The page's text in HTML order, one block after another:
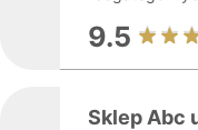
9.5
Sklep Abc